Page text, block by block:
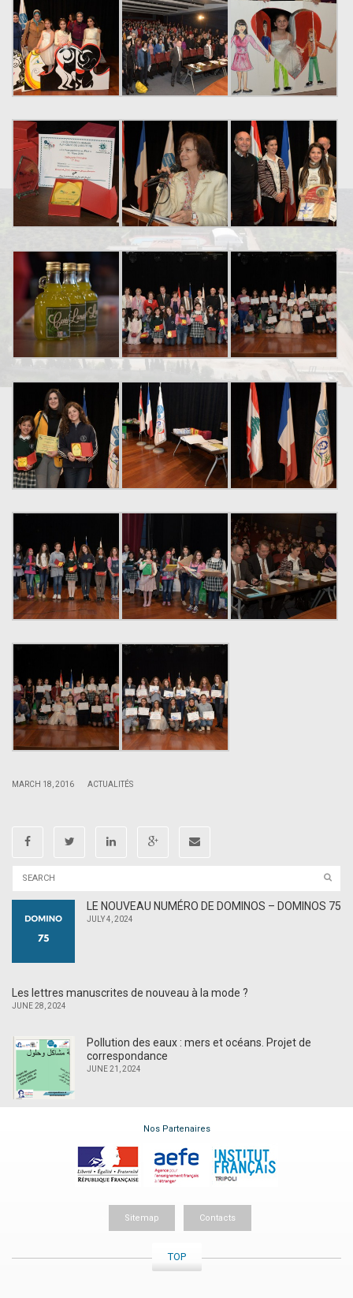
MARCH 18, 2016 ACTUALITÉS
LE NOUVEAU NUMÉRO DE DOMINOS – DOMINOS 75
JULY 4, 2024
Les lettres manuscrites de nouveau à la mode ?
JUNE 28, 2024
Pollution des eaux : mers et océans. Projet de
correspondance
JUNE 21, 2024
Nos Partenaires
Sitemap Contacts
TOP